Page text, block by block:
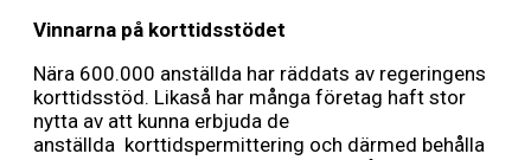
Vinnarna på korttidsstödet
Nära 600.000 anställda har räddats av regeringens
korttidsstöd. Likaså har många företag haft stor
nytta av att kunna erbjuda de
anställda korttidspermittering och därmed behålla